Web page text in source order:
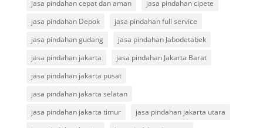
jasa pindahan cepat dan aman
jasa pindahan cipete
jasa pindahan Depok
jasa pindahan full service
jasa pindahan gudang
jasa pindahan Jabodetabek
jasa pindahan jakarta
jasa pindahan Jakarta Barat
jasa pindahan jakarta pusat
jasa pindahan jakarta selatan
jasa pindahan jakarta timur
jasa pindahan jakarta utara